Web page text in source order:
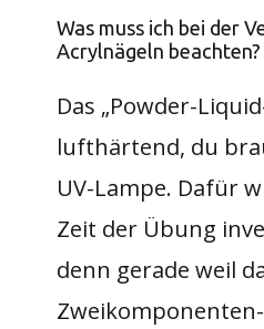
Was muss ich bei der
Acrylnägeln beachten?
Das „Powder-
lufthärtend, du
UV-Lampe. Dafür
Zeit der Übung
denn gerade weil